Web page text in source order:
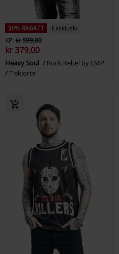
36% RABATT
Eksklusiv
KPI kr 599,00
kr 379,00
Heavy Soul
Rock Rebel by EMP
T-skjorte